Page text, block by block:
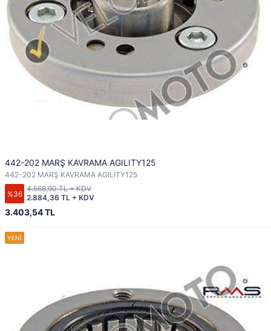
442-202 MARŞ KAVRAMA AGILITY125
442-202 MARŞ KAVRAMA AGILITY125
%36
3.403,54 TL
2.884,36 TL + KDV
4.568,90 TL + KDV